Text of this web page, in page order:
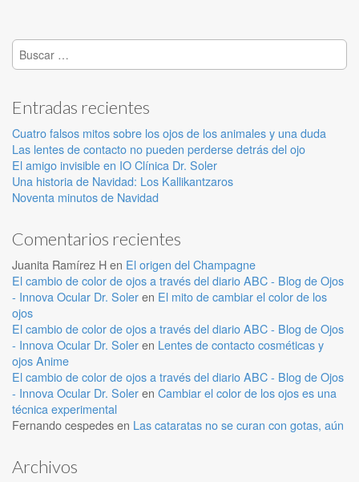
Buscar:
Entradas recientes
Cuatro falsos mitos sobre los ojos de los animales y una duda
Las lentes de contacto no pueden perderse detrás del ojo
El amigo invisible en IO Clínica Dr. Soler
Una historia de Navidad: Los Kallikantzaros
Noventa minutos de Navidad
Comentarios recientes
Juanita Ramírez Hen El origen del Champagne
El cambio de color de ojos a través del diario ABC - Blog de Ojos
- Innova Ocular Dr. Soleren El mito de cambiar el color de los
ojos
El cambio de color de ojos a través del diario ABC - Blog de Ojos
- Innova Ocular Dr. Soleren Lentes de contacto cosméticas y
ojos Anime
El cambio de color de ojos a través del diario ABC - Blog de Ojos
- Innova Ocular Dr. Soleren Cambiar el color de los ojos es una
técnica experimental
Fernando cespedesen Las cataratas no se curan con gotas, aún
Archivos